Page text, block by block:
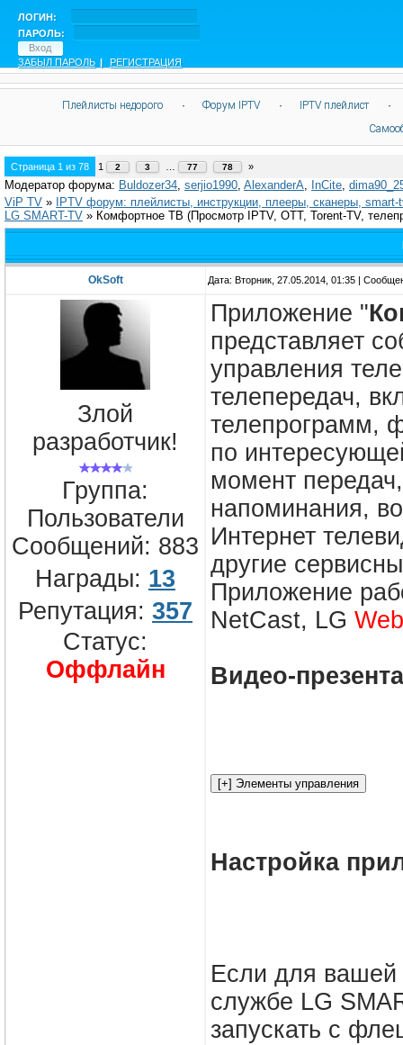
ЛОГИН:
ПАРОЛЬ:
ЗАБЫЛ ПАРОЛЬ | РЕГИСТРАЦИЯ
Плейлисты недорого · Форум IPTV · IPTV плейлист
·
Страница 1 из 78 1 2 3 77 78 »
Модератор форума: Buldozer34, serjio1990, AlexanderA, InCite,
ViP TV »
IPTV форум: плейлисты, инструкции, плееры, сканеры, smart-
LG SMART-TV » Комфортное ТВ (Просмотр IPTV, OTT, Torent-TV,
OkSoft Дата: Вторник, 27.05.2014, 01:35 |
Злой
разработчик!
Группа:
Пользователи
Сообщений: 883
Награды: 13
Репутация: 357
Статус:
Оффлайн
Приложение "
представляет
управления
телепередач,
телепрограмм,
по
момент передач,
напоминания,
Интернет
другие
Приложение
NetCast, LG
Видеo-
Настройка
Если для вашей
службе LG
запускать с